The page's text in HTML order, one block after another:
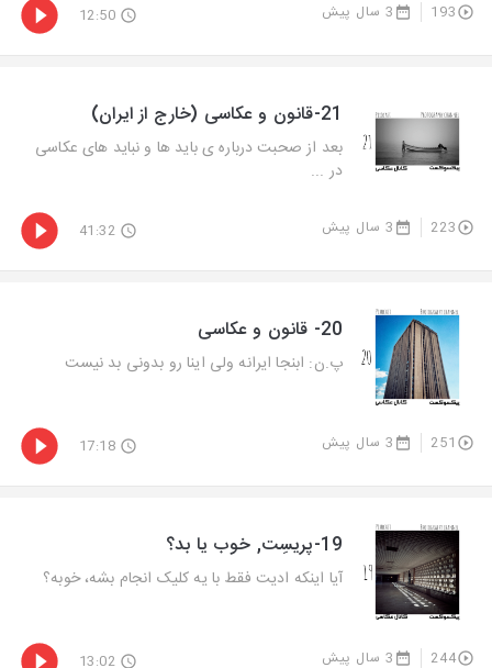
193 3 سال پیش 12:50
21-قانون و عکاسی (خارج از ایران)
بعد از صحبت درباره ی باید ها و نباید های عکاسی
در ...
223 3 سال پیش 41:32
20- قانون و عکاسی
پ.ن: ابنجا ایرانه ولی اینا رو بدونی بد نیست
251 3 سال پیش 17:18
19-پریسِت, خوب یا بد؟
آیا اینکه ادیت فقط با یه کلیک انجام بشه، خوبه؟
244 3 سال پیش 13:02